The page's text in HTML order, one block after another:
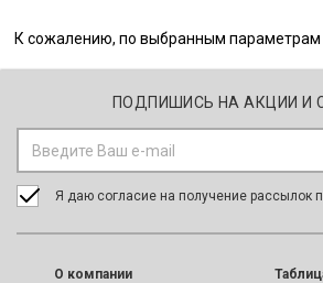
К сожалению, по выбранным параметрам
ПОДПИШИСЬ НА АКЦИИ И
Я даю согласие на получение рассылок
O компании